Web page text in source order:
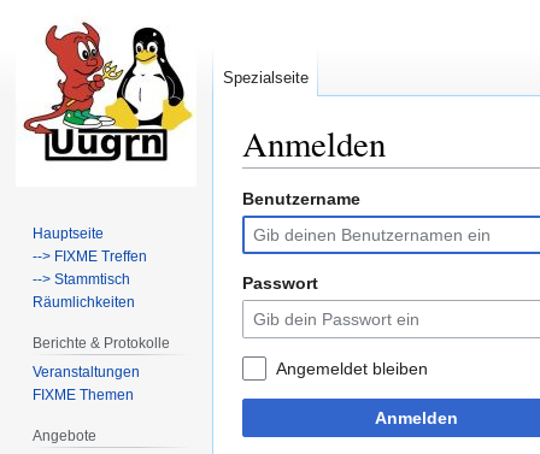
Anmelden
Zur
Navigation
springen
Zur
Suche
springen
Benutzername
Passwort
Angemeldet bleiben
Anmelden
Spezialseite
Hauptseite
--> FIXME Treffen
--> Stammtisch
Räumlichkeiten
Berichte & Protokolle
Veranstaltungen
FIXME Themen
Angebote